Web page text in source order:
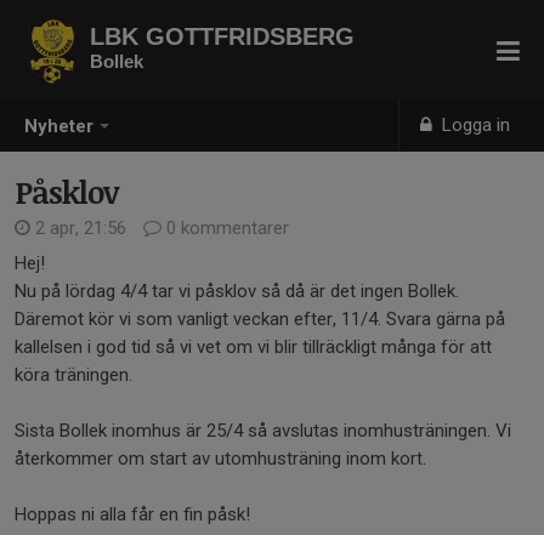
Nyheter Logga in
LBK GOTTFRIDSBERG
Bollek
Påsklov
2 apr, 21:56
0 kommentarer
Hej!
Nu på lördag 4/4 tar vi påsklov så då är det ingen Bollek.
Däremot kör vi som vanligt veckan efter, 11/4. Svara gärna på
kallelsen i god tid så vi vet om vi blir tillräckligt många för att
köra träningen.
Sista Bollek inomhus är 25/4 så avslutas inomhusträningen. Vi
återkommer om start av utomhusträning inom kort.
Hoppas ni alla får en fin påsk!